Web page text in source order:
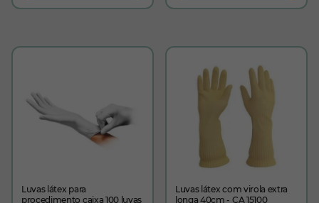
Luvas látex para
procedimento caixa 100 luvas
Luvas látex com virola extra
longa 40cm - CA 15100